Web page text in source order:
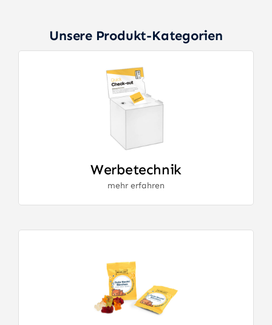
Unsere Produkt-Kategorien
Werbetechnik
mehr erfahren